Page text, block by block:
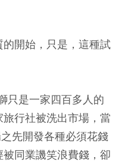
開始，只是，這種試
只是一家四百多人的
行社被洗出市場，當
先開發各種必須花錢
同業譏笑浪費錢，卻